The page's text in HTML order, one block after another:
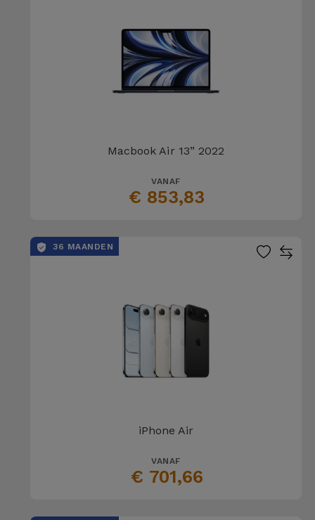
Macbook Air 13” 2022
VANAF
€ 853,83
36 MAANDEN
iPhone Air
VANAF
€ 701,66